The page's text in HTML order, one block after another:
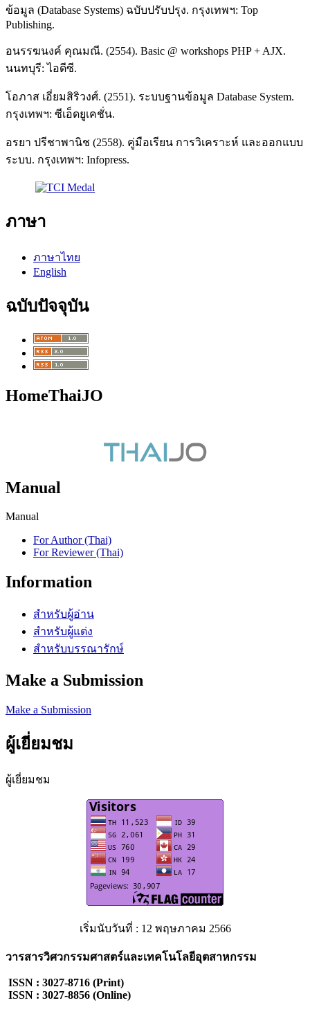
ข้อมูล (Database Systems) ฉบับปรับปรุง. กรุงเทพฯ: Top
Publishing.
อนรรฆนงค์ คุณมณี. (2554). Basic @ workshops PHP + AJX.
นนทบุรี: ไอดีซี.
โอภาส เอี่ยมสิริวงศ์. (2551). ระบบฐานข้อมูล Database System.
กรุงเทพฯ: ซีเอ็ดยูเคชั่น.
อรยา ปรีชาพานิช (2558). คู่มือเรียน การวิเคราะห์ และออกแบบ
ระบบ. กรุงเทพฯ: Infopress.
ภาษา
ภาษาไทย
English
ฉบับปัจจุบัน
HomeThaiJO
Manual
Manual
For Author (Thai)
For Reviewer (Thai)
Information
สำหรับผู้อ่าน
สำหรับผู้แต่ง
สำหรับบรรณารักษ์
Make a Submission
Make a Submission
ผู้เยี่ยมชม
ผู้เยี่ยมชม
เริ่มนับวันที่ : 12 พฤษภาคม 2566
วารสารวิศวกรรมศาสตร์และเทคโนโลยีอุตสาหกรรม
ISSN : 3027-8716 (Print)
ISSN : 3027-8856 (Online)